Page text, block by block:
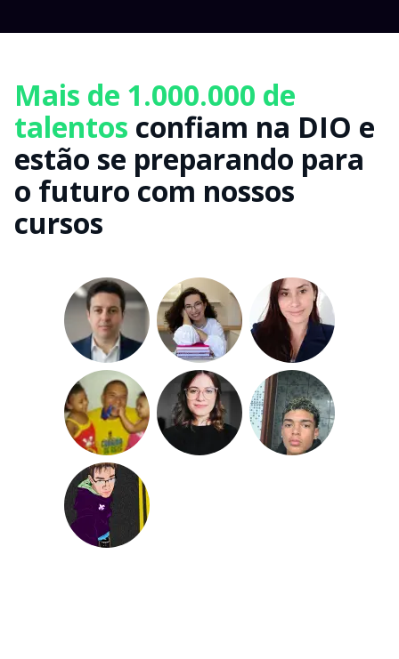
Mais de 1.000.000 de
talentos confiam na DIO e
estão se preparando para
o futuro com nossos
cursos